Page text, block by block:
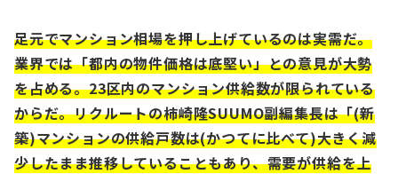
足元でマンション相場を押し上げているのは実需だ。
業界では「都内の物件価格は底堅い」との意見が大勢
を占める。23区内のマンション供給数が限られている
からだ。リクルートの柿崎隆SUUMO副編集長は「(新
築)マンションの供給戸数は(かつてに比べて)大きく減
少したまま推移していることもあり、需要が供給を上